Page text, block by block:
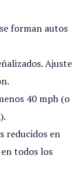
forman autos
Ajuste
40 mph (o
reducidos en
todos los